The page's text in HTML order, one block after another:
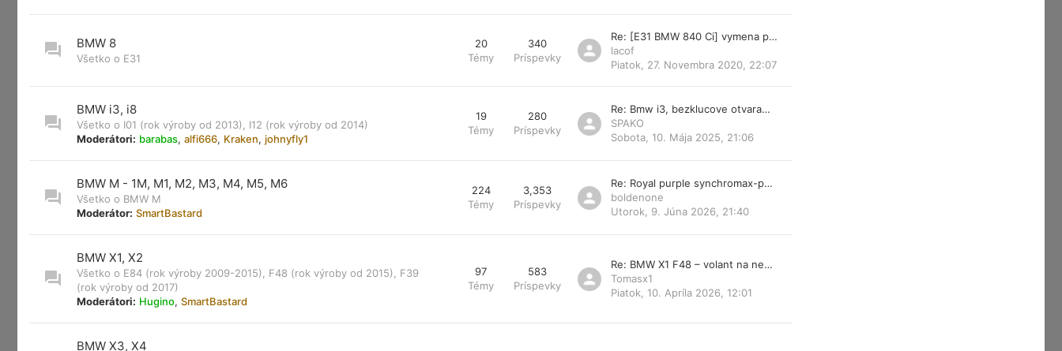
BMW 8
Všetko o E31
20
Témy
340
Príspevky
Re: [E31 BMW 840 Ci] vymena p…
lacof
Piatok, 27. Novembra 2020, 22:07
BMW i3, i8
Všetko o I01 (rok výroby od 2013), I12 (rok výroby od 2014)
Moderátori: barabas, alfi666, Kraken, johnyfly1
19
Témy
280
Príspevky
Re: Bmw i3, bezklucove otvara…
SPAKO
Sobota, 10. Mája 2025, 21:06
BMW M - 1M, M1, M2, M3, M4, M5, M6
Všetko o BMW M
Moderátor: SmartBastard
224
Témy
3,353
Príspevky
Re: Royal purple synchromax-p…
boldenone
Utorok, 9. Júna 2026, 21:40
BMW X1, X2
Všetko o E84 (rok výroby 2009-2015), F48 (rok výroby od 2015), F39
(rok výroby od 2017)
Moderátori: Hugino, SmartBastard
97
Témy
583
Príspevky
Re: BMW X1 F48 – volant na ne…
Tomasx1
Piatok, 10. Apríla 2026, 12:01
BMW X3, X4